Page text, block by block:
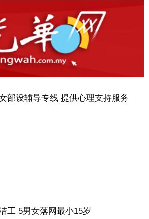
部设辅导专线 提供心理支持服务
工 5男女落网最小15岁